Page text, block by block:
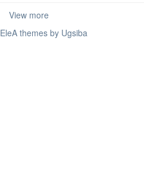
View more
EleA themes by Ugsiba